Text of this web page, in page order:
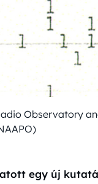
Observatory
egy új